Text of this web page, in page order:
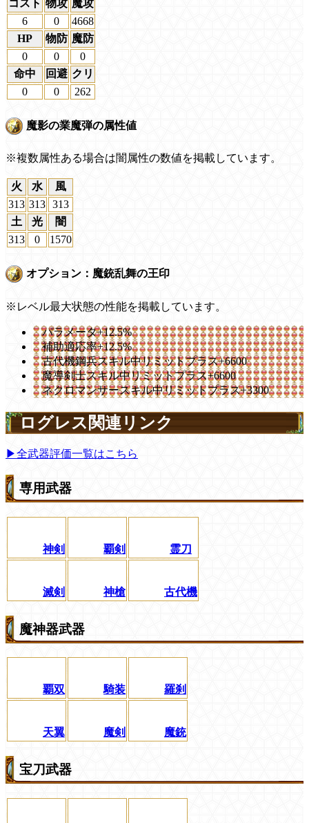
コスト 物攻 魔攻
6
0
4668
HP
物防 魔防
0
0
0
命中
回避 クリ
0
0 262
魔影の業魔弾の属性値
※複数属性ある場合は闇属性の数値を掲載しています。
火 水
風
313 313 313
土
光
闇
313
0 1570
オプション：魔銃乱舞の王印
※レベル最大状態の性能を掲載しています。
パラメータ+12.5%
補助適応率+12.5%
古代機鋼兵スキル中リミットプラス+6600
魔導剣士スキル中リミットプラス+6600
ネクロマンサースキル中リミットプラス+3300
ログレス関連リンク
▶全武器評価一覧はこちら
専用武器
神剣 覇剣 霊刀
滅剣 神槍 古代機
魔神器武器
覇双 騎装 羅刹
天翼 魔剣 魔銃
宝刀武器